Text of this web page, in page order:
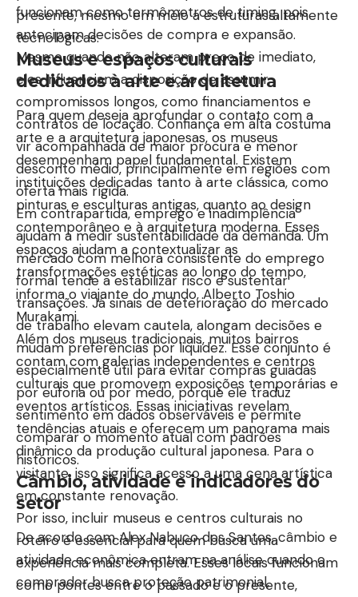
presente, mesmo em meio a estruturas altamente
tecnológicas.
Museus e espaços culturais
dedicados à arte e arquitetura
Para quem deseja aprofundar o contato com a
arte e a arquitetura japonesas, os museus
desempenham papel fundamental. Existem
instituições dedicadas tanto à arte clássica, como
pinturas e esculturas antigas, quanto ao design
contemporâneo e à arquitetura moderna. Esses
espaços ajudam a contextualizar as
transformações estéticas ao longo do tempo,
informa o viajante do mundo, Alberto Toshio
Murakami.
Além dos museus tradicionais, muitos bairros
contam com galerias independentes e centros
culturais que promovem exposições temporárias e
eventos artísticos. Essas iniciativas revelam
tendências atuais e oferecem um panorama mais
dinâmico da produção cultural japonesa. Para o
visitante, isso significa acesso a uma cena artística
em constante renovação.
Por isso, incluir museus e centros culturais no
roteiro é essencial para quem busca uma
experiência mais completa. Esses locais funcionam
como pontes entre o passado e o presente,
funcionam como termômetros de timing, pois
antecipam decisões de compra e expansão.
Mesmo quando não alteram preço de imediato,
eles influenciam a disposição de assumir
compromissos longos, como financiamentos e
contratos de locação. Confiança em alta costuma
vir acompanhada de maior procura e menor
desconto médio, principalmente em regiões com
oferta mais rígida.
Em contrapartida, emprego e inadimplência
ajudam a medir sustentabilidade da demanda. Um
mercado com melhora consistente do emprego
formal tende a estabilizar risco e sustentar
transações. Já sinais de deterioração do mercado
de trabalho elevam cautela, alongam decisões e
mudam preferências por liquidez. Esse conjunto é
especialmente útil para evitar compras guiadas
por euforia ou por medo, porque ele traduz
sentimento em dados observáveis e permite
comparar o momento atual com padrões
históricos.
Câmbio, atividade e indicadores do
setor
De acordo com Alex Nabuco dos Santos, câmbio e
atividade econômica entram na análise quando o
comprador busca proteção patrimonial,